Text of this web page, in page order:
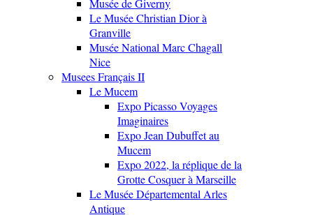
Musée de Giverny
Le Musée Christian Dior à
Granville
Musée National Marc Chagall
Nice
Musees Français II
Le Mucem
Expo Picasso Voyages
Imaginaires
Expo Jean Dubuffet au
Mucem
Expo 2022, la réplique de la
Grotte Cosquer à Marseille
Le Musée Départemental Arles
Antique